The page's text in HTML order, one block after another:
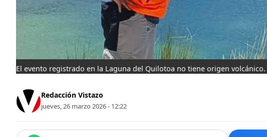
El evento registrado en la Laguna del Quilotoa no tiene origen volcánico.
Redacción Vistazo
jueves, 26 marzo 2026 - 12:22